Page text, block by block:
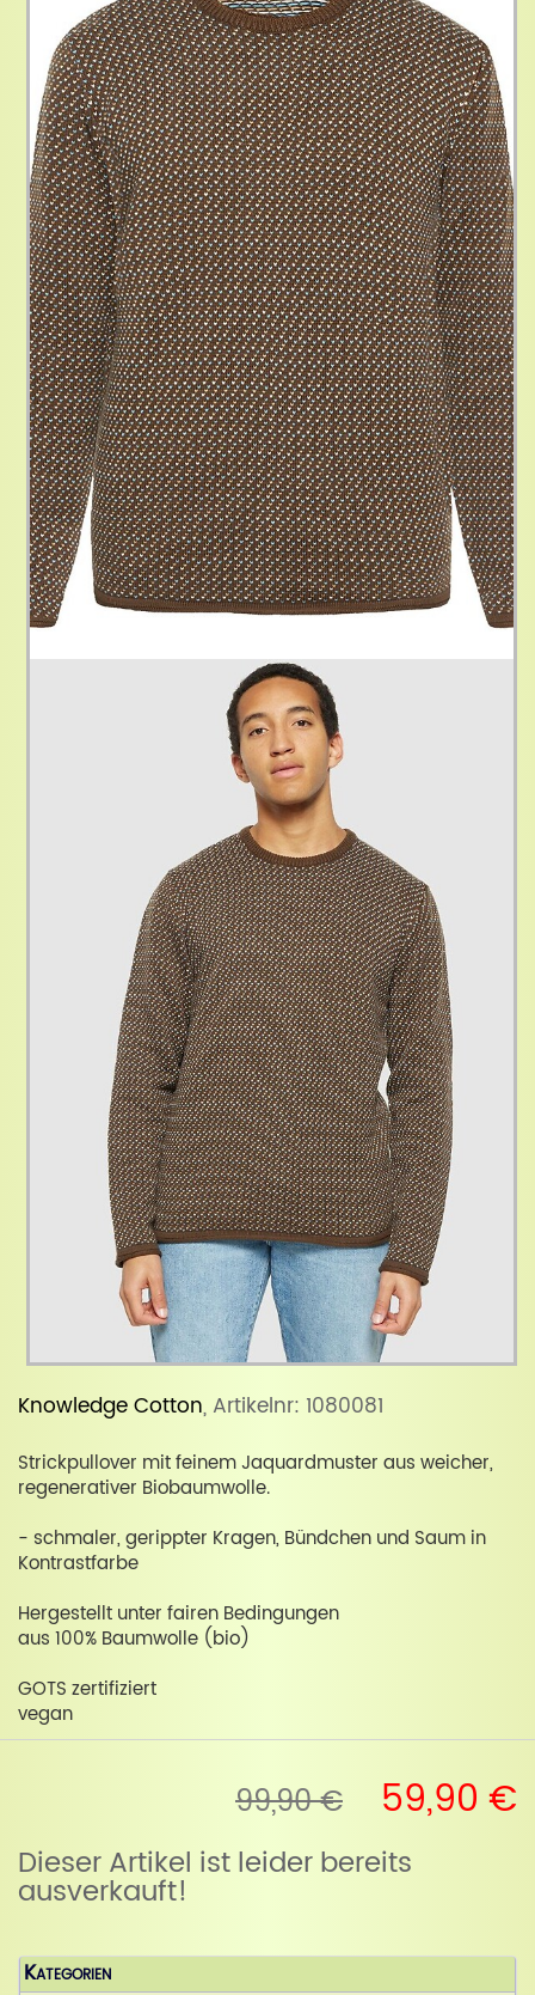
Knowledge Cotton, Artikelnr: 1080081
Strickpullover mit feinem Jaquardmuster aus weicher,
regenerativer Biobaumwolle.
- schmaler, gerippter Kragen, Bündchen und Saum in
Kontrastfarbe
Hergestellt unter fairen Bedingungen
aus 100% Baumwolle (bio)
GOTS zertifiziert
vegan
99,90 € 59,90 €
Dieser Artikel ist leider bereits
ausverkauft!
Kategorien